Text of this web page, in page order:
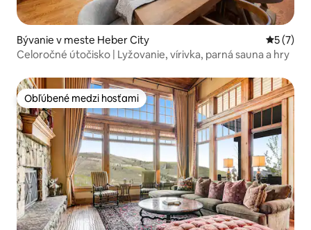
Bývanie v meste Heber City
5 (7)
Celoročné útočisko | Lyžovanie, vírivka, parná sauna a hry
Obľúbené medzi hosťami
Obľúbené medzi hosťami